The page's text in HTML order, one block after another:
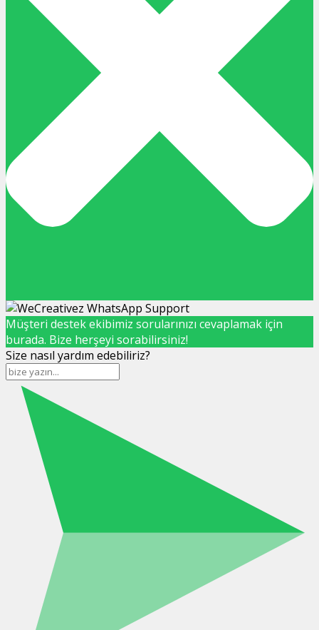
Müşteri destek ekibimiz sorularınızı cevaplamak için
burada. Bize herşeyi sorabilirsiniz!
Size nasıl yardım edebiliriz?